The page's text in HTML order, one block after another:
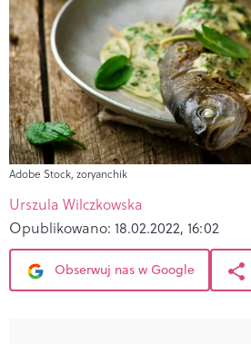
Adobe Stock, zoryanchik
Urszula Wilczkowska
Opublikowano: 18.02.2022, 16:02
Obserwuj nas w Google